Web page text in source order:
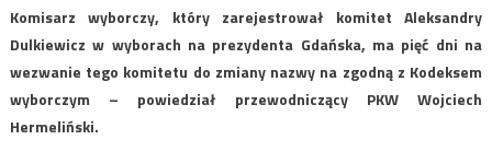
Komisarz wyborczy, który zarejestrował komitet Aleksandry
Dulkiewicz w wyborach na prezydenta Gdańska, ma pięć dni na
wezwanie tego komitetu do zmiany nazwy na zgodną z Kodeksem
wyborczym – powiedział przewodniczący PKW Wojciech
Hermeliński.